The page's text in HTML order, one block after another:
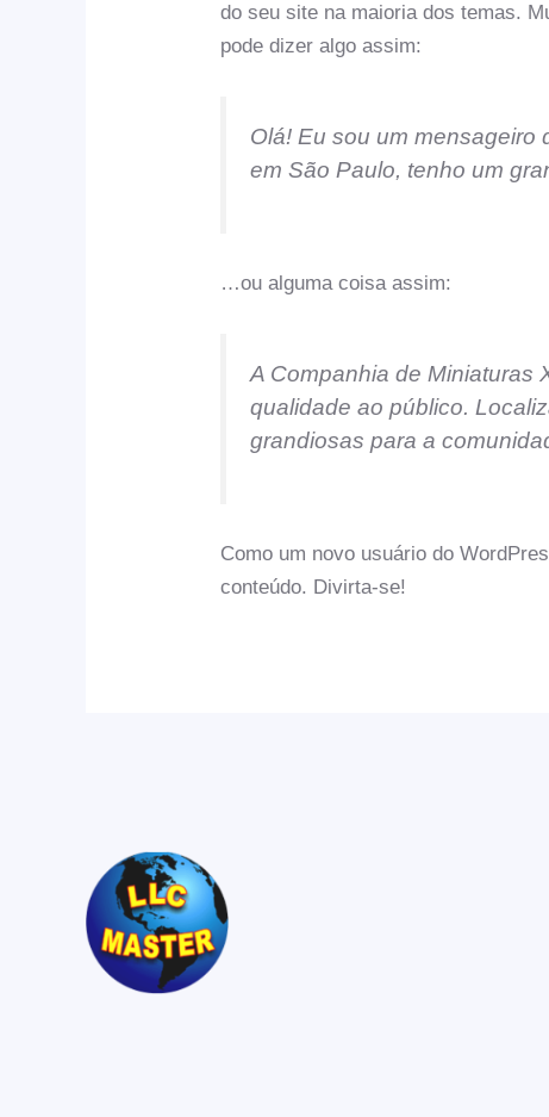
do seu site na maioria dos temas.
pode dizer algo assim:
Olá! Eu sou um mensageiro
em São Paulo, tenho um
…ou alguma coisa assim:
A Companhia de Miniaturas
qualidade ao público.
grandiosas para a
Como um novo usuário do
conteúdo. Divirta-se!